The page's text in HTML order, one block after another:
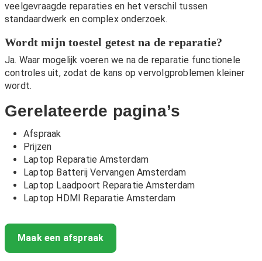
veelgevraagde reparaties en het verschil tussen
standaardwerk en complex onderzoek.
Wordt mijn toestel getest na de reparatie?
Ja. Waar mogelijk voeren we na de reparatie functionele
controles uit, zodat de kans op vervolgproblemen kleiner
wordt.
Gerelateerde pagina’s
Afspraak
Prijzen
Laptop Reparatie Amsterdam
Laptop Batterij Vervangen Amsterdam
Laptop Laadpoort Reparatie Amsterdam
Laptop HDMI Reparatie Amsterdam
Maak een afspraak